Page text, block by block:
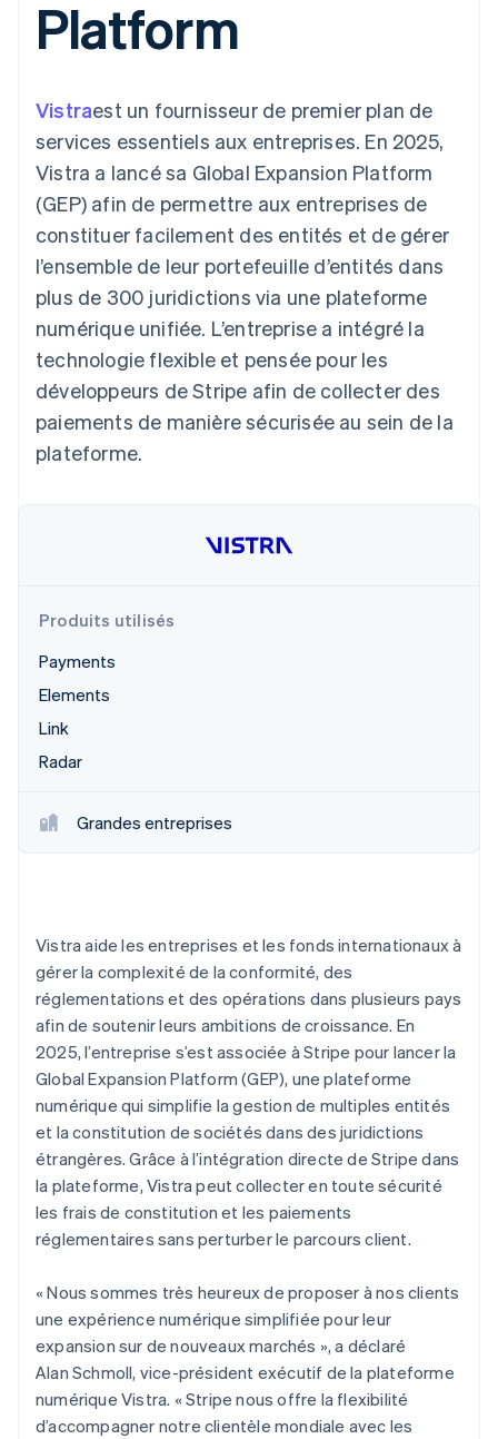
Moyens de
paiement
Terminal
personne
Authorization
Acceptation
optimisée
Paiements
accélérés
Connections
Comptes
financiers
associés
Comptabilité
automatisée
personnalisés
Data Pipeline
Synchronisation
des données
Constitution de start-up
Climate
Élimination du carbone
Vérification de l'identité
Stripe Sessions 2026
l’application
Marketplaces
Gestion financière
Par secteur
Entreprises d'IA
créateurs
Jeux
loisirs
Assurance
Médias et
divertissements
Organisations à but
non lucratif
Gérer des
abonnements
Proposer une
bancaires adossées à
des stablecoins
Fournir et gérer des
services avec des
agents
Ressources
Intégrations
d'applications
Exemples de code
Blog des développeurs
État de l'API
Entreprise
Sessions : conférence
annuelle
Carrières
Communiqués de
Stripe Press
Contact
Contacter notre équipe
Devenir partenaire
Platform
Vistraest un fournisseur de premier plan de
services essentiels aux entreprises. En 2025,
Vistra a lancé sa Global Expansion Platform
(GEP) afin de permettre aux entreprises de
constituer facilement des entités et de gérer
l’ensemble de leur portefeuille d’entités dans
plus de 300 juridictions via une plateforme
numérique unifiée. L’entreprise a intégré la
technologie flexible et pensée pour les
développeurs de Stripe afin de collecter des
paiements de manière sécurisée au sein de la
plateforme.
Produits utilisés
Payments
Elements
Link
Radar
Grandes entreprises
Vistra aide les entreprises et les fonds internationaux à
gérer la complexité de la conformité, des
réglementations et des opérations dans plusieurs pays
afin de soutenir leurs ambitions de croissance. En
2025, l’entreprise s’est associée à Stripe pour lancer la
Global Expansion Platform (GEP), une plateforme
numérique qui simplifie la gestion de multiples entités
et la constitution de sociétés dans des juridictions
étrangères. Grâce à l’intégration directe de Stripe dans
la plateforme, Vistra peut collecter en toute sécurité
les frais de constitution et les paiements
réglementaires sans perturber le parcours client.
« Nous sommes très heureux de proposer à nos clients
une expérience numérique simplifiée pour leur
expansion sur de nouveaux marchés », a déclaré
Alan Schmoll, vice-président exécutif de la plateforme
numérique Vistra. « Stripe nous offre la flexibilité
d’accompagner notre clientèle mondiale avec les